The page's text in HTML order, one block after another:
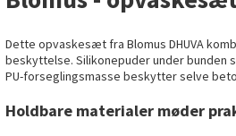
Dette opvaskesæt fra Blomus DHUVA
beskyttelse. Silikonepuder under
PU-forseglingsmasse beskytter selve
Holdbare materialer møder